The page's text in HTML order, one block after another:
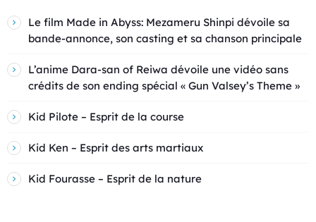
Le film Made in Abyss: Mezameru Shinpi dévoile sa
bande-annonce, son casting et sa chanson principale
L’anime Dara-san of Reiwa dévoile une vidéo sans
crédits de son ending spécial « Gun Valsey’s Theme »
Kid Pilote – Esprit de la course
Kid Ken – Esprit des arts martiaux
Kid Fourasse – Esprit de la nature